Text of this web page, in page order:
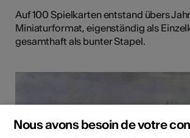
Auf 100 Spielkarten entstand übers
Miniaturformat, eigenständig als
gesamthaft als bunter Stapel.
Nous avons besoin de votre